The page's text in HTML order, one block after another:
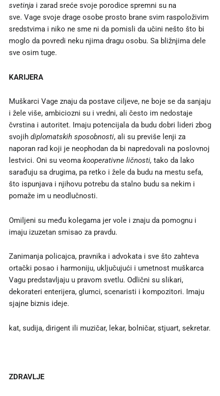
svetinja i zarad sreće svoje porodice spremni su na
sve. Vage svoje drage osobe prosto brane svim raspoloživim
sredstvima i niko ne sme ni da pomisli da učini nešto što bi
moglo da povredi neku njima dragu osobu. Sa bližnjima dele
sve osim tuge.
KARIJERA
Muškarci Vage znaju da postave ciljeve, ne boje se da sanjaju
i žele više, ambiciozni su i vredni, ali često im nedostaje
čvrstina i autoritet. Imaju potencijala da budu dobri lideri zbog
svojih diplomatskih sposobnosti, ali su previše lenji za
naporan rad koji je neophodan da bi napredovali na poslovnoj
lestvici. Oni su veoma kooperativne ličnosti, tako da lako
sarađuju sa drugima, pa retko i žele da budu na mestu sefa,
što ispunjava i njihovu potrebu da stalno budu sa nekim i
pomaže im u neodlučnosti.
Omiljeni su među kolegama jer vole i znaju da pomognu i
imaju izuzetan smisao za pravdu.
Zanimanja policajca, pravnika i advokata i sve što zahteva
ortački posao i harmoniju, uključujući i umetnost muškarca
Vagu predstavljaju u pravom svetlu. Odlični su slikari,
dekorateri enterijera, glumci, scenaristi i kompozitori. Imaju
sjajne biznis ideje.
kat, sudija, dirigent ili muzičar, lekar, bolničar, stjuart, sekretar.
ZDRAVLJE